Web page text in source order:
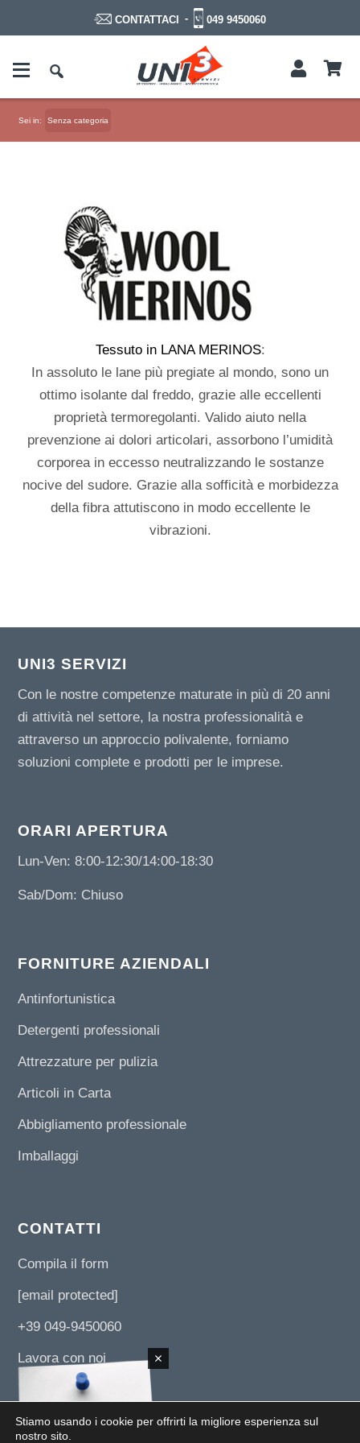
CONTATTACI - 049 9450060
Sei in: Senza categoria
Tessuto in LANA MERINOS:
In assoluto le lane più pregiate al mondo, sono un
ottimo isolante dal freddo, grazie alle eccellenti
proprietà termoregolanti. Valido aiuto nella
prevenzione ai dolori articolari, assorbono l’umidità
corporea in eccesso neutralizzando le sostanze
nocive del sudore. Grazie alla sofficità e morbidezza
della fibra attutiscono in modo eccellente le
vibrazioni.
UNI3 SERVIZI
Con le nostre competenze maturate in più di 20 anni
di attività nel settore, la nostra professionalità e
attraverso un approccio polivalente, forniamo
soluzioni complete e prodotti per le imprese.
ORARI APERTURA
Lun-Ven: 8:00-12:30/14:00-18:30
Sab/Dom: Chiuso
FORNITURE AZIENDALI
Antinfortunistica
Detergenti professionali
Attrezzature per pulizia
Articoli in Carta
Abbigliamento professionale
Imballaggi
CONTATTI
Compila il form
[email protected]
+39 049-9450060
Lavora con noi
Stiamo usando i cookie per offrirti la migliore esperienza sul
nostro sito.